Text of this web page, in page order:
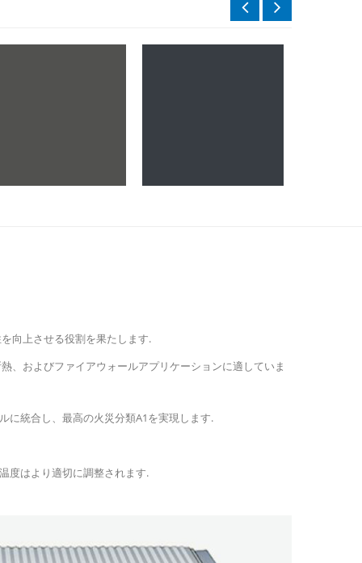
向上させる役割を果たします.
、およびファイアウォールアプリケーションに適していま
に統合し、最高の火災分類A1を実現します.
度はより適切に調整されます.